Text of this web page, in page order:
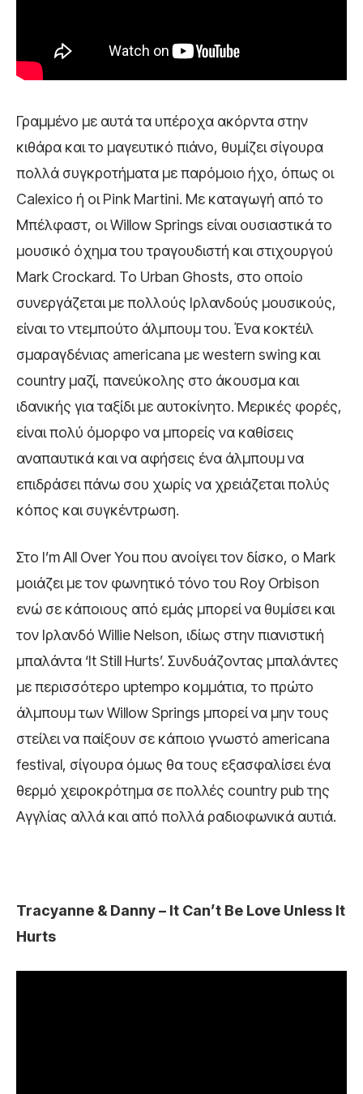
Γραμμένο με αυτά τα υπέροχα ακόρντα στην
κιθάρα και το μαγευτικό πιάνο, θυμίζει σίγουρα
πολλά συγκροτήματα με παρόμοιο ήχο, όπως οι
Calexico ή οι Pink Martini. Με καταγωγή από το
Μπέλφαστ, οι Willow Springs είναι ουσιαστικά το
μουσικό όχημα του τραγουδιστή και στιχουργού
Mark Crockard. Το Urban Ghosts, στο οποίο
συνεργάζεται με πολλούς Ιρλανδούς μουσικούς,
είναι το ντεμπούτο άλμπουμ του. Ένα κοκτέιλ
σμαραγδένιας americana με western swing και
country μαζί, πανεύκολης στο άκουσμα και
ιδανικής για ταξίδι με αυτοκίνητο. Μερικές φορές,
είναι πολύ όμορφο να μπορείς να καθίσεις
αναπαυτικά και να αφήσεις ένα άλμπουμ να
επιδράσει πάνω σου χωρίς να χρειάζεται πολύς
κόπος και συγκέντρωση.
Στο I’m All Over You που ανοίγει τον δίσκο, ο Mark
μοιάζει με τον φωνητικό τόνο του Roy Orbison
ενώ σε κάποιους από εμάς μπορεί να θυμίσει και
τον Ιρλανδό Willie Nelson, ιδίως στην πιανιστική
μπαλάντα ‘It Still Hurts’. Συνδυάζοντας μπαλάντες
με περισσότερο uptempo κομμάτια, το πρώτο
άλμπουμ των Willow Springs μπορεί να μην τους
στείλει να παίξουν σε κάποιο γνωστό americana
festival, σίγουρα όμως θα τους εξασφαλίσει ένα
θερμό χειροκρότημα σε πολλές country pub της
Αγγλίας αλλά και από πολλά ραδιοφωνικά αυτιά.
Tracyanne & Danny – It Can’t Be Love Unless It
Hurts